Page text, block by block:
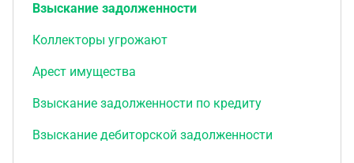
Взыскание задолженности
Коллекторы угрожают
Арест имущества
Взыскание задолженности по кредиту
Взыскание дебиторской задолженности